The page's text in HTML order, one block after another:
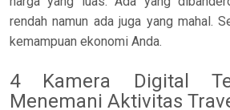
rendah namun ada juga yang mahal.
kemampuan ekonomi Anda.
4 Kamera Digital
Menemani Aktivitas